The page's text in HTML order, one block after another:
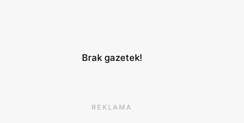
Brak gazetek!
REKLAMA